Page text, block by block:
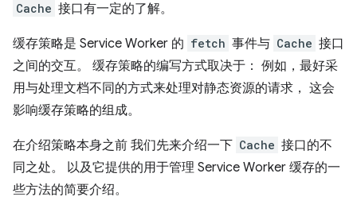
Cache 接口有一定的了解。
缓存策略是 Service Worker 的 fetch 事件与 Cache 接口
之间的交互。 缓存策略的编写方式取决于： 例如，最好采
用与处理文档不同的方式来处理对静态资源的请求， 这会
影响缓存策略的组成。
在介绍策略本身之前 我们先来介绍一下 Cache 接口的不
同之处。 以及它提供的用于管理 Service Worker 缓存的一
些方法的简要介绍。